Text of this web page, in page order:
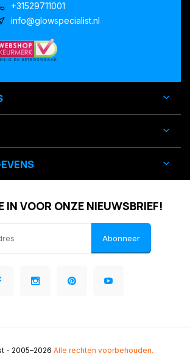
+31529711001
info@glowspecialist.nl
IN VOOR ONZE NIEUWSBRIEF!
Abonneer
- 2005–2026 Alle rechten voorbehouden.